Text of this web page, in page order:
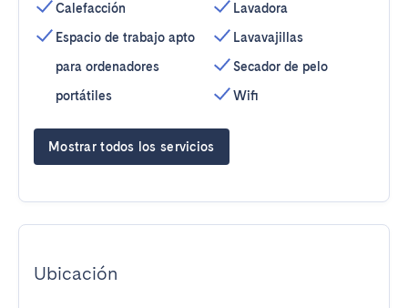
Calefacción
Espacio de trabajo apto
para ordenadores
portátiles
Lavadora
Lavavajillas
Secador de pelo
Wifi
Mostrar todos los servicios
Ubicación